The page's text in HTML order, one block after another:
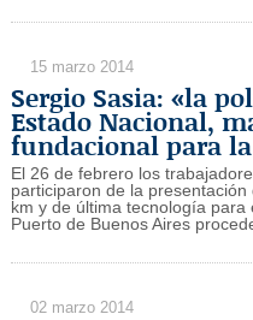
15 marzo 2014
Sergio Sasia: «la
Estado Nacional,
fundacional para
El 26 de febrero los
participaron de la
km y de última tecnología
Puerto de Buenos Aires
02 marzo 2014